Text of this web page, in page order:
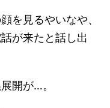
を見るやいなや、
が来たと話し出
開が…。